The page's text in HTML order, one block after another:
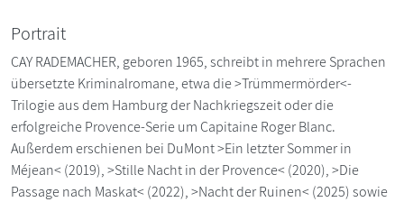
Portrait
CAY RADEMACHER, geboren 1965, schreibt in mehrere Sprachen
übersetzte Kriminalromane, etwa die >Trümmermörder<-
Trilogie aus dem Hamburg der Nachkriegszeit oder die
erfolgreiche Provence-Serie um Capitaine Roger Blanc.
Außerdem erschienen bei DuMont >Ein letzter Sommer in
Méjean< (2019), >Stille Nacht in der Provence< (2020), >Die
Passage nach Maskat< (2022), >Nacht der Ruinen< (2025) sowie